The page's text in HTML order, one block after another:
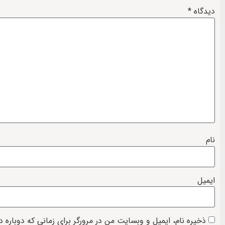
دیدگاه *
نام
ایمیل
ذخیره نام، ایمیل و وبسایت من در مرورگر برای زمانی که